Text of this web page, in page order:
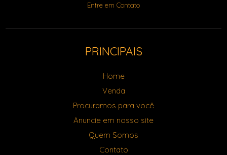
Entre em Contato
PRINCIPAIS
Home
Venda
Procuramos para você
Anuncie em nosso site
Quem Somos
Contato